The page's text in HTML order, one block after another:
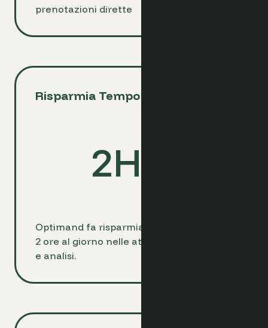
prenotazioni dirette
Risparmia Tempo ogni Giorno
2Hrs
Optimand fa risparmiare agli albergatori
2 ore al giorno nelle attività di reporting
e analisi.